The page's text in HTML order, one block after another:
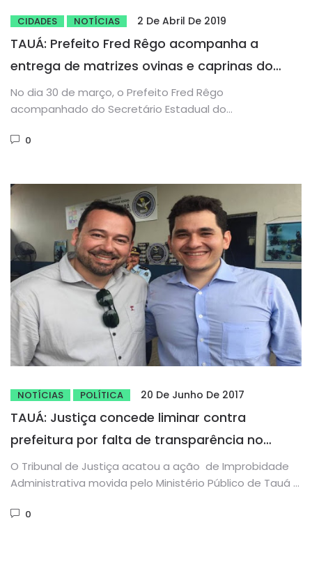
CIDADES NOTÍCIAS 2 De Abril De 2019
TAUÁ: Prefeito Fred Rêgo acompanha a
entrega de matrizes ovinas e caprinas do
Projeto Paulo Freire em Milagres/Inhamuns
No dia 30 de março, o Prefeito Fred Rêgo
acompanhado do Secretário Estadual do
0
NOTÍCIAS POLÍTICA 20 De Junho De 2017
TAUÁ: Justiça concede liminar contra
prefeitura por falta de transparência no
acesso à informação
O Tribunal de Justiça acatou a ação de Improbidade
Administrativa movida pelo Ministério Público de Tauá e
0